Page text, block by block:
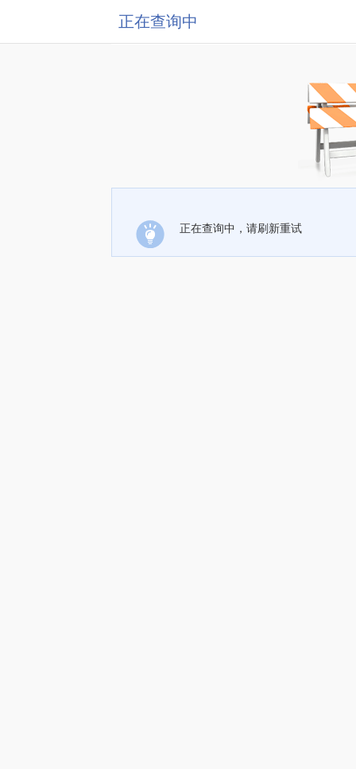
正在查询中
正在查询中，请刷新重试